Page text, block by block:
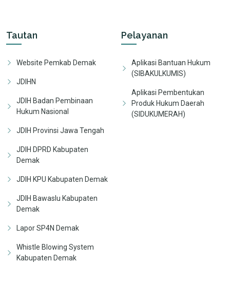
Tautan
Website Pemkab Demak
JDIHN
JDIH Badan Pembinaan
Hukum Nasional
JDIH Provinsi Jawa Tengah
JDIH DPRD Kabupaten
Demak
JDIH KPU Kabupaten Demak
JDIH Bawaslu Kabupaten
Demak
Lapor SP4N Demak
Whistle Blowing System
Kabupaten Demak
Pelayanan
Aplikasi Bantuan Hukum
(SIBAKULKUMIS)
Aplikasi Pembentukan
Produk Hukum Daerah
(SIDUKUMERAH)